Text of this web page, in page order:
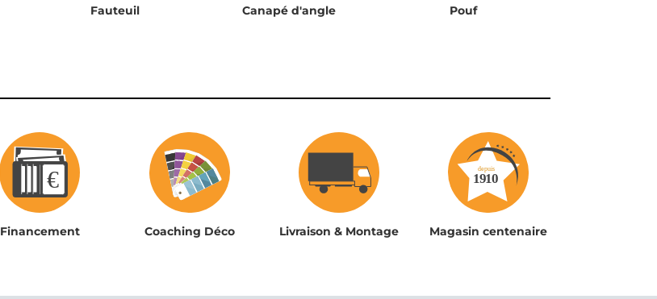
Fauteuil Canapé d'angle Pouf
Financement Coaching Déco Livraison & Montage Magasin centenaire